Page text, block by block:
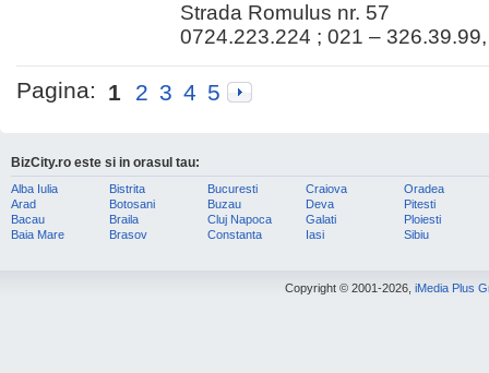
Strada Romulus nr. 57
0724.223.224 ; 021 –
Pagina: 1 2 3 4 5
BizCity.ro este si in orasul tau:
Alba Iulia
Arad
Bacau
Baia Mare
Bistrita
Botosani
Braila
Brasov
Bucuresti
Buzau
Cluj Napoca
Constanta
Craiova
Deva
Galati
Iasi
Oradea
Pitesti
Ploiesti
Sibiu
Copyright © 2001-2026, iMedia Plus